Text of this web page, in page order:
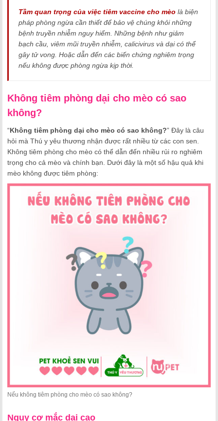
Tầm quan trọng của việc tiêm vaccine cho mèo là biện
pháp phòng ngừa cần thiết để bảo vệ chúng khỏi những
bệnh truyền nhiễm nguy hiểm. Những bệnh như giảm
bạch cầu, viêm mũi truyền nhiễm, calicivirus và dại có thể
gây tử vong. Hoặc dẫn đến các biến chứng nghiêm trọng
nếu không được phòng ngừa kịp thời.
Không tiêm phòng dại cho mèo có sao
không?
“Không tiêm phòng dại cho mèo có sao không?” Đây là câu
hỏi mà Thú y yêu thương nhận được rất nhiều từ các con sen.
Không tiêm phòng cho mèo có thể dẫn đến nhiều rủi ro nghiêm
trọng cho cả mèo và chính bạn. Dưới đây là một số hậu quả khi
mèo không được tiêm phòng:
Nếu không tiêm phòng cho mèo có sao không?
Nguy cơ mắc dại cao